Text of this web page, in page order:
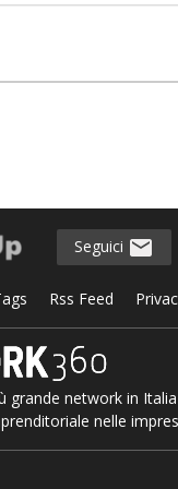
Seguici
Rss Feed
grande network in
nelle